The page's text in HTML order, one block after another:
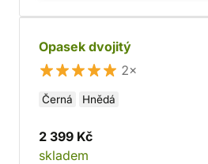
Opasek dvojitý
2×
Černá Hnědá
2 399 Kč
skladem